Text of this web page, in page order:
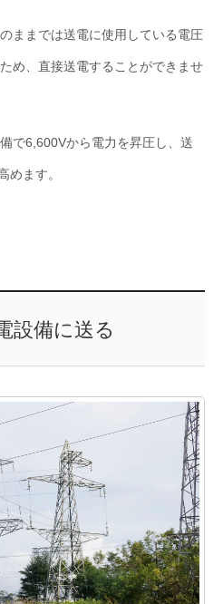
ままでは送電に使用している電圧
め、直接送電することができませ
で6,600Vから電力を昇圧し、送
めます。
設備に送る